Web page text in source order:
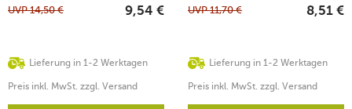
Lieferung in 1-2 Werktagen
UVP14,50 € 9,54 €
Preis inkl. MwSt. zzgl. Versand
Lieferung in 1-2 Werktagen
UVP11,70 € 8,51 €
Preis inkl. MwSt. zzgl. Versand